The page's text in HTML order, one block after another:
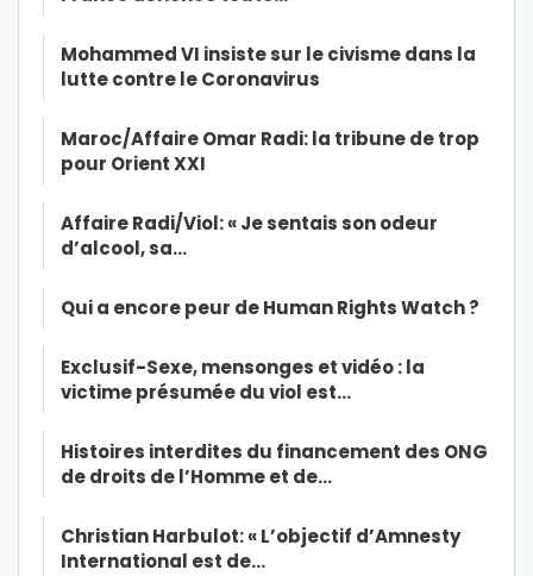
Mohammed VI insiste sur le civisme dans la
lutte contre le Coronavirus
Maroc/Affaire Omar Radi: la tribune de trop
pour Orient XXI
Affaire Radi/Viol: « Je sentais son odeur
d’alcool, sa…
Qui a encore peur de Human Rights Watch ?
Exclusif-Sexe, mensonges et vidéo : la
victime présumée du viol est…
Histoires interdites du financement des ONG
de droits de l’Homme et de…
Christian Harbulot: « L’objectif d’Amnesty
International est de…